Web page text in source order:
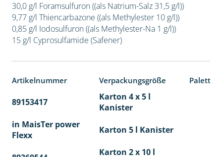
30,0 g/l Foramsulfuron ((als Natrium-Salz 31,5 g/l))
9,77 g/l Thiencarbazone ((als Methylester 10 g/l))
0,85 g/l Iodosulfuron ((als Methylester-Na 1 g/l))
15 g/l Cyprosulfamide (Safener)
Artikelnummer Verpackungsgröße
89153417
Karton 4 x 5 l
Kanister
in MaisTer power
Flexx
Karton 5 l Kanister
Karton 2 x 10 l